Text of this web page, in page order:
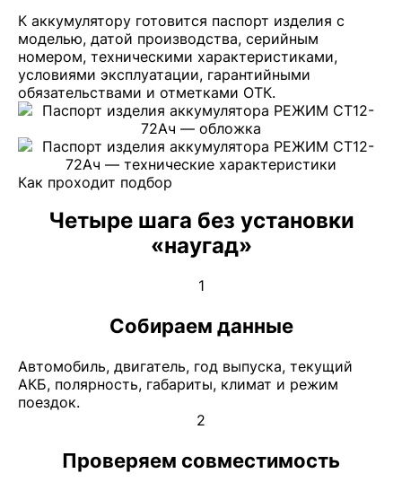
К аккумулятору готовится паспорт изделия с
моделью, датой производства, серийным
номером, техническими характеристиками,
условиями эксплуатации, гарантийными
обязательствами и отметками ОТК.
Как проходит подбор
Четыре шага без установки
«наугад»
1
Собираем данные
Автомобиль, двигатель, год выпуска, текущий
АКБ, полярность, габариты, климат и режим
поездок.
2
Проверяем совместимость